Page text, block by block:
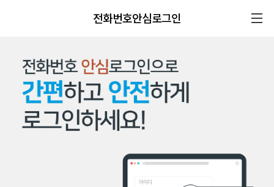
전화번호안심로그인